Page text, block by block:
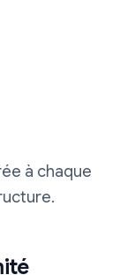
à chaque